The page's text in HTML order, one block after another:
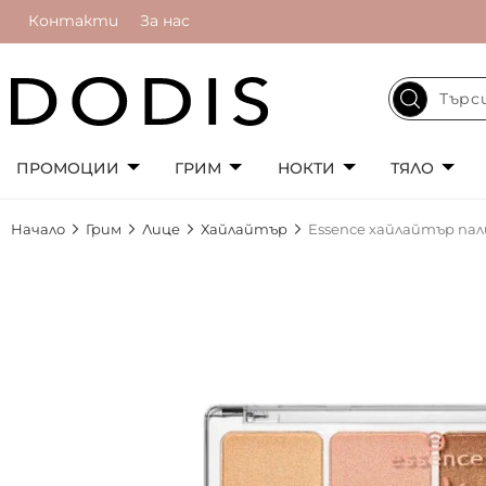
Контакти За нас
ПРОМОЦИИ ГРИМ НОКТИ ТЯЛО
Начало Грим Лице Хайлайтър Essence хайлайтър